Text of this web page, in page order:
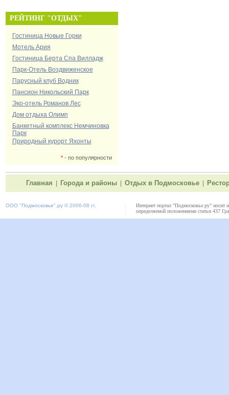
РЕЙТИНГ "ОТДЫХ"
Гостиница Новые Горки
Мотель Ария
Гостиница Берта Спа Вилладж
Парк-Отель Воздвиженское
Парусный клуб Водник
Пансион Никольский Парк
Эко-отель Романов Лес
Дом отдыха Олимп
Банкетный комплекс Немчиновка
Парк
Природный курорт Яхонты
*- по популярности
Главная Города и районы Отдых в Подмосковье
ООО "Подмосковье" .ру © 2006-08 гг.
Интернет портал "Подмосковье.ру" носит
определяемой положениями статьи 437